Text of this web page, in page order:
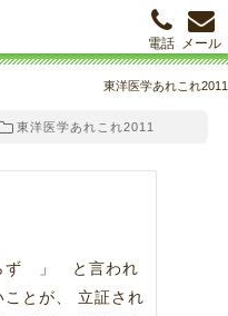
東洋医学あれこれ2011
東洋医学あれこれ2011
ず 」 と言われ
とが、 立証され
メール
電話